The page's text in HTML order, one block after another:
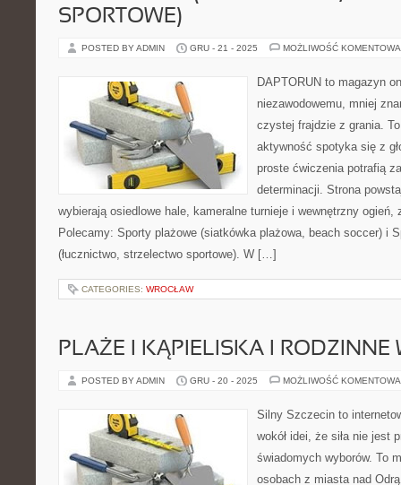
SPORTOWE)
POSTED BY ADMIN GRU - 21 - 2025 MOŻLIWOŚĆ
DAPTORUN to magazyn
niezawodowemu, mniej
czystej frajdzie z grania.
aktywność spotyka się z
proste ćwiczenia potrafią
determinacji. Strona
wybierają osiedlowe hale, kameralne turnieje i wewnętrzny ogień,
Polecamy: Sporty plażowe (siatkówka plażowa, beach soccer) i
(łucznictwo, strzelectwo sportowe). W […]
CATEGORIES: WROCŁAW
PLAŻE I KĄPIELISKA I RODZINNE
POSTED BY ADMIN GRU - 20 - 2025 MOŻLIWOŚĆ
Silny Szczecin to
wokół idei, że siła nie jest
świadomych wyborów. To
osobach z miasta nad